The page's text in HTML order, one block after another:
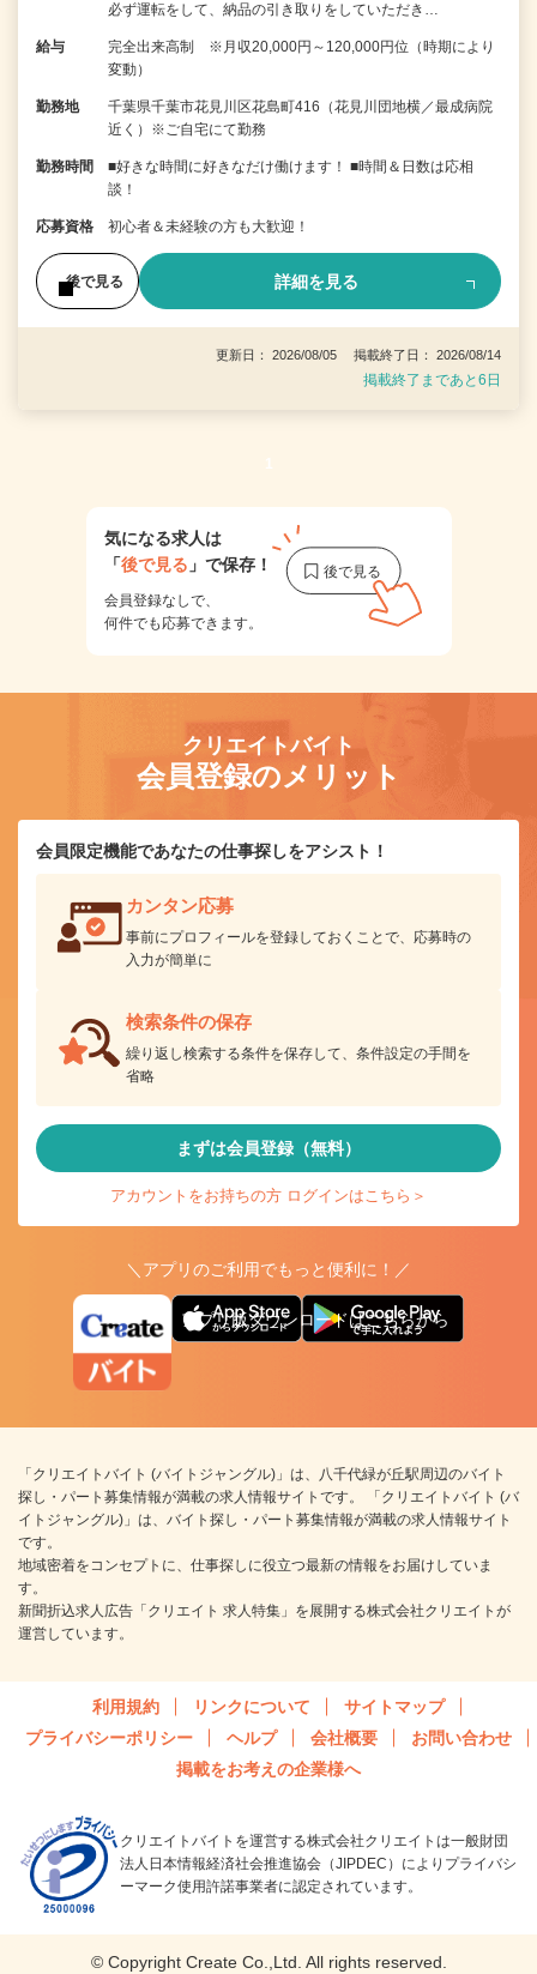
必ず運転をして、納品の引き取りをしていただき…
給与
完全出来高制 ※月収20,000円～120,000円位（時期により
変動）
勤務地
千葉県千葉市花見川区花島町416（花見川団地横／最成病院
近く）※ご自宅にて勤務
勤務時間
■好きな時間に好きなだけ働けます！ ■時間＆日数は応相
談！
応募資格 初心者＆未経験の方も大歓迎！
後で見る 詳細を見る
更新日： 2026/08/05 掲載終了日： 2026/08/14
掲載終了まであと6日
1
気になる求人は
「後で見る 」で保存！
会員登録なしで、
何件でも応募できます。
クリエイトバイト
会員登録のメリット
会員限定機能であなたの仕事探しをアシスト！
カンタン応募
事前にプロフィールを登録しておくことで、応募時の
入力が簡単に
検索条件の保存
繰り返し検索する条件を保存して、条件設定の手間を
省略
まずは会員登録（無料）
アカウントをお持ちの方 ログインはこちら＞
＼アプリのご利用でもっと便利に！／
アプリ版ダウンロードはこちらから
「クリエイトバイト (バイトジャングル)」は、八千代緑が丘駅周辺のバイト
探し・パート募集情報が満載の求人情報サイトです。 「クリエイトバイト (バ
イトジャングル)」は、バイト探し・パート募集情報が満載の求人情報サイト
です。
地域密着をコンセプトに、仕事探しに役立つ最新の情報をお届けしていま
す。
新聞折込求人広告「クリエイト 求人特集」を展開する株式会社クリエイトが
運営しています。
利用規約 リンクについて
サイトマップ
プライバシーポリシー
ヘルプ 会社概要
お問い合わせ
掲載をお考えの企業様へ
クリエイトバイトを運営する株式会社クリエイトは一般財団
法人日本情報経済社会推進協会（JIPDEC）によりプライバシ
ーマーク使用許諾事業者に認定されています。
© Copyright Create Co.,Ltd. All rights reserved.